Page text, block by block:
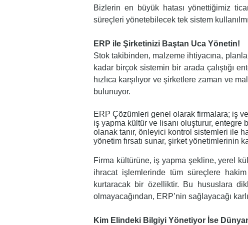
Bizlerin en büyük hatası yönettiğimiz
süreçleri yönetebilecek tek sistem
ERP ile Şirketinizi Baştan Uca Yönetin!
Stok takibinden, malzeme ihtiyacına,
kadar birçok sistemin bir arada çalıştığı
hızlıca karşılıyor ve şirketlere zaman ve
bulunuyor.
ERP Çözümleri genel olarak firmalara; iş
iş yapma kültür ve lisanı oluşturur, entegre
olanak tanır, önleyici kontrol sistemleri ile
yönetim fırsatı sunar, şirket yönetimlerinin
Firma kültürüne, iş yapma şekline, yerel
ihracat işlemlerinde tüm süreçlere
kurtaracak bir özelliktir. Bu hususlara
olmayacağından, ERP’nin sağlayacağı
Kim Elindeki Bilgiyi Yönetiyor İse